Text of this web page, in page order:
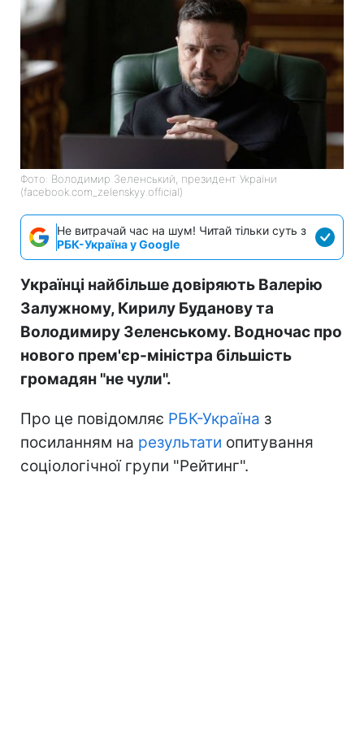
Фото: Володимир Зеленський, президент України
(facebook.com_zelenskyy.official)
Не витрачай час на шум! Читай тільки суть з
РБК-Україна у Google
Українці найбільше довіряють Валерію
Залужному, Кирилу Буданову та
Володимиру Зеленському. Водночас про
нового прем'єр-міністра більшість
громадян "не чули".
Про це повідомляє РБК-Україна з
посиланням на результати опитування
соціологічної групи "Рейтинг".